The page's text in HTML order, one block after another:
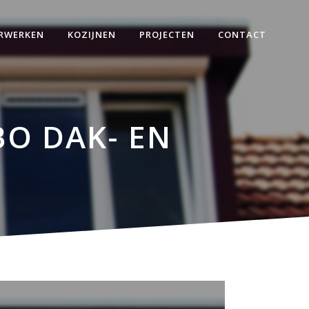
KOZIJNEN PROJECTEN CONTACT
DAK- EN